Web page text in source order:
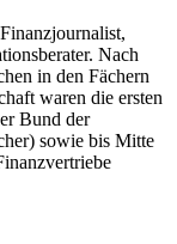
Nach
in den Fächern
waren die ersten
Bund der
sowie bis Mitte